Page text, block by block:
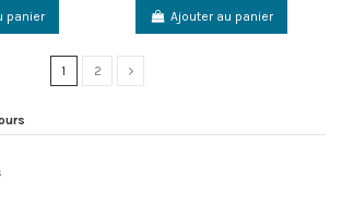
panier Ajouter au panier
1 2